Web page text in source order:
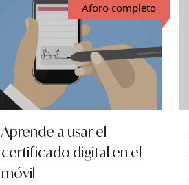
Aforo completo
Aprende a usar el
certificado digital en el
móvil